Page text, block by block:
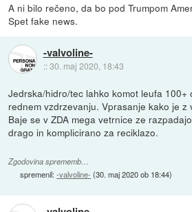
A ni bilo rečeno, da bo pod Trumpom
Spet fake news.
-valvoline-
::30. maj 2020, 18:43
Jedrska/hidro/tec lahko komot leufa 100+
rednem vzdrzevanju. Vprasanje kako je z
Baje se v ZDA mega vetrnice ze
drago in komplicirano za reciklazo.
Zgodovina sprememb…
spremenil:-valvoline- (30. maj 2020 ob 18:44)